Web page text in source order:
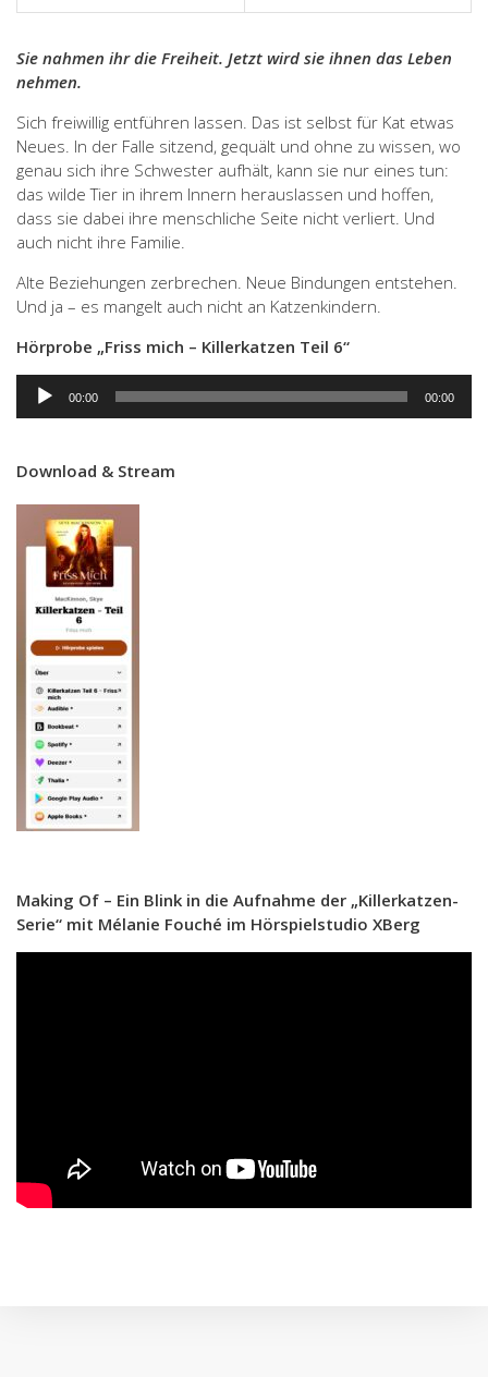
Sie nahmen ihr die Freiheit. Jetzt wird sie ihnen das Leben
nehmen.
Sich freiwillig entführen lassen. Das ist selbst für Kat etwas
Neues. In der Falle sitzend, gequält und ohne zu wissen, wo
genau sich ihre Schwester aufhält, kann sie nur eines tun:
das wilde Tier in ihrem Innern herauslassen und hoffen,
dass sie dabei ihre menschliche Seite nicht verliert. Und
auch nicht ihre Familie.
Alte Beziehungen zerbrechen. Neue Bindungen entstehen.
Und ja – es mangelt auch nicht an Katzenkindern.
Hörprobe „Friss mich – Killerkatzen Teil 6“
Audio-
Player
00:00 00:00
Download & Stream
Making Of – Ein Blink in die Aufnahme der „Killerkatzen-
Serie“ mit Mélanie Fouché im Hörspielstudio XBerg